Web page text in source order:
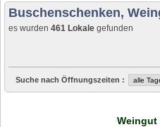
Buschenschenken,
es wurden 461 Lokale gefunden
Suche nach Öffnungszeiten :
Weingut